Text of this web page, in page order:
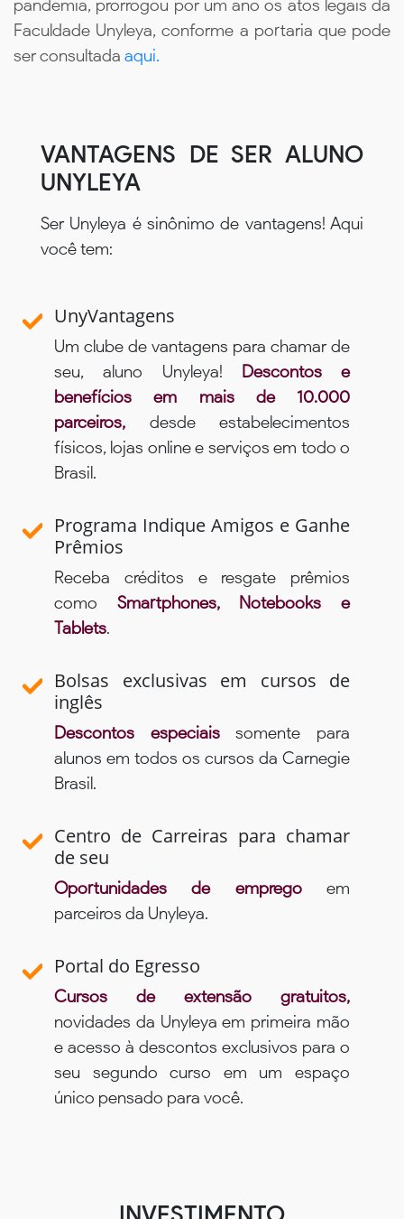
pandemia, prorrogou por um ano os atos legais da
Faculdade Unyleya, conforme a portaria que pode
ser consultada aqui.
VANTAGENS DE SER ALUNO
UNYLEYA
Ser Unyleya é sinônimo de vantagens! Aqui
você tem:
UnyVantagens
Um clube de vantagens para chamar de
seu, aluno Unyleya! Descontos e
benefícios em mais de 10.000
parceiros, desde estabelecimentos
físicos, lojas online e serviços em todo o
Brasil.
Programa Indique Amigos e Ganhe
Prêmios
Receba créditos e resgate prêmios
como Smartphones, Notebooks e
Tablets.
Bolsas exclusivas em cursos de
inglês
Descontos especiaissomente para
alunos em todos os cursos da Carnegie
Brasil.
Centro de Carreiras para chamar
de seu
Oportunidades de empregoem
parceiros da Unyleya.
Portal do Egresso
Cursos de extensão gratuitos,
novidades da Unyleya em primeira mão
e acesso à descontos exclusivos para o
seu segundo curso em um espaço
único pensado para você.